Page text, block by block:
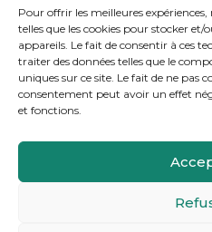
Pour offrir les meilleures
telles que les cookies pour stocker
appareils. Le fait de consentir à ces
traiter des données telles que le
uniques sur ce site. Le fait de ne pas
consentement peut avoir un effet
et fonctions.
FaceBook
TwitterLinkedIn
Footer
11, rue Laugier,